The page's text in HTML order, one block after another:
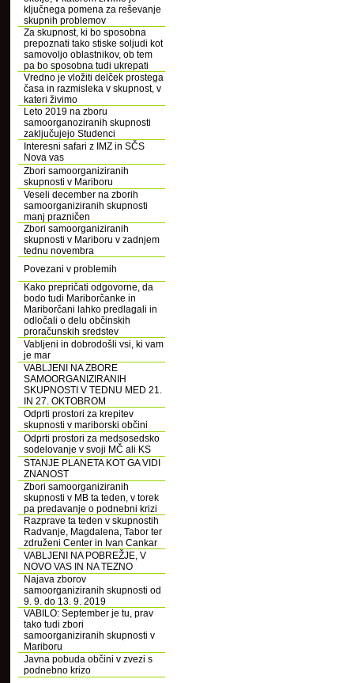
ključnega pomena za reševanje
skupnih problemov
Za skupnost, ki bo sposobna
prepoznati tako stiske soljudi kot
samovoljo oblastnikov, ob tem
pa bo sposobna tudi ukrepati
Vredno je vložiti delček prostega
časa in razmisleka v skupnost, v
kateri živimo
Leto 2019 na zboru
samoorganoziranih skupnosti
zaključujejo Studenci
Interesni safari z IMZ in SČS
Nova vas
Zbori samoorganiziranih
skupnosti v Mariboru
Veseli december na zborih
samoorganiziranih skupnosti
manj prazničen
Zbori samoorganiziranih
skupnosti v Mariboru v zadnjem
tednu novembra
Povezani v problemih
Kako prepričati odgovorne, da
bodo tudi Mariborčanke in
Mariborčani lahko predlagali in
odločali o delu občinskih
proračunskih sredstev
Vabljeni in dobrodošli vsi, ki vam
je mar
VABLJENI NA ZBORE
SAMOORGANIZIRANIH
SKUPNOSTI V TEDNU MED 21.
IN 27. OKTOBROM
Odprti prostori za krepitev
skupnosti v mariborski občini
Odprti prostori za medsosedsko
sodelovanje v svoji MČ ali KS
STANJE PLANETA KOT GA VIDI
ZNANOST
Zbori samoorganiziranih
skupnosti v MB ta teden, v torek
pa predavanje o podnebni krizi
Razprave ta teden v skupnostih
Radvanje, Magdalena, Tabor ter
združeni Center in Ivan Cankar
VABLJENI NA POBREŽJE, V
NOVO VAS IN NA TEZNO
Najava zborov
samoorganiziranih skupnosti od
9. 9. do 13. 9. 2019
VABILO: September je tu, prav
tako tudi zbori
samoorganiziranih skupnosti v
Mariboru
Javna pobuda občini v zvezi s
podnebno krizo